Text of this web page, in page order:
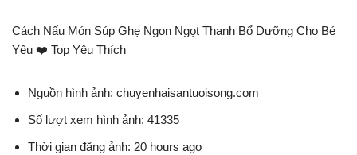
Cách Nấu Món Súp Ghẹ Ngon Ngọt Thanh Bổ Dưỡng Cho Bé
Yêu ❤️ Top Yêu Thích
Nguồn hình ảnh: chuyenhaisantuoisong.com
Số lượt xem hình ảnh: 41335
Thời gian đăng ảnh: 20 hours ago